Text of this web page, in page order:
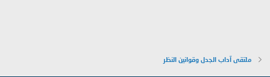
ملتقى آداب الجدل وقوانين النظر